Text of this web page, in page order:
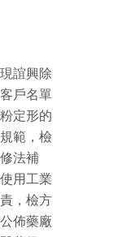
誼興除
戶名單
定形的
範，檢
法補
用工業
，檢方
佈藥廠